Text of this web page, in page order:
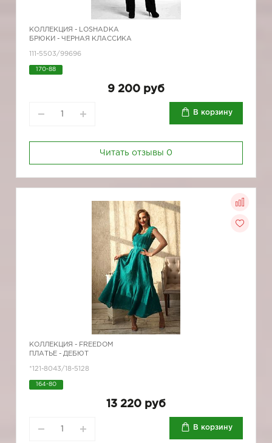
КОЛЛЕКЦИЯ - LOSHADKA
БРЮКИ - ЧЕРНАЯ КЛАССИКА
111-5503/99696
170-88
9 200 руб
В корзину
Читать отзывы 0
КОЛЛЕКЦИЯ - FREEDOM
ПЛАТЬЕ - ДЕБЮТ
*121-8043/18-5128
164-80
13 220 руб
В корзину